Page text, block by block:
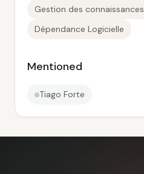
Gestion des connaissances
Dépendance Logicielle
Mentioned
Tiago Forte